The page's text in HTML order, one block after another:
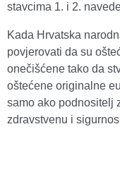
stavcima 1. i 2.
Kada Hrvatska
povjerovati da su
onečišćene tako da
oštećene originalne
samo ako podnositelj
zdravstvenu i